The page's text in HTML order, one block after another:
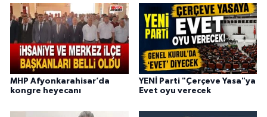
MHP Afyonkarahisar’da
kongre heyecanı
YENİ Parti "Çerçeve Yasa"ya
Evet oyu verecek